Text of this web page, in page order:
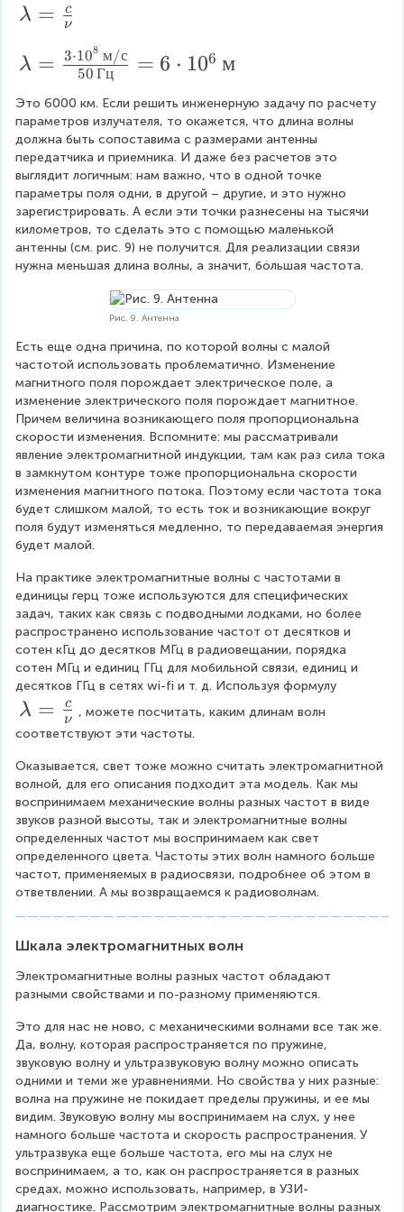
\l
m
d
a
=
\f
r
a
c
}
{
\
n
u
}
λ = ν
c
\l
m
b
d
a
=
\f
r
{
3
\
c
d
o
t
1
0
8
\,
\
te
x
t
{
м
/
с
}
}
{
5
0
\,
\
te
x
t
{
Г
ц
}
}
λ = 50 Гц
3⋅108 м/с = 6 ⋅ 106 м
Это 6000 км. Если решить инженерную задачу по расчету
параметров излучателя, то окажется, что длина волны
должна быть сопоставима с размерами антенны
передатчика и приемника. И даже без расчетов это
выглядит логичным: нам важно, что в одной точке
параметры поля одни, в другой – другие, и это нужно
зарегистрировать. А если эти точки разнесены на тысячи
километров, то сделать это с помощью маленькой
антенны (см. рис. 9) не получится. Для реализации связи
нужна меньшая длина волны, а значит, бóльшая частота.
Рис. 9. Антенна
Есть еще одна причина, по которой волны с малой
частотой использовать проблематично. Изменение
магнитного поля порождает электрическое поле, а
изменение электрического поля порождает магнитное.
Причем величина возникающего поля пропорциональна
скорости изменения. Вспомните: мы рассматривали
явление электромагнитной индукции, там как раз сила тока
в замкнутом контуре тоже пропорциональна скорости
изменения магнитного потока. Поэтому если частота тока
будет слишком малой, то есть ток и возникающие вокруг
поля будут изменяться медленно, то передаваемая энергия
будет малой.
На практике электромагнитные волны с частотами в
единицы герц тоже используются для специфических
задач, таких как связь с подводными лодками, но более
распространено использование частот от десятков и
сотен кГц до десятков МГц в радиовещании, порядка
сотен МГц и единиц ГГц для мобильной связи, единиц и
десятков ГГц в сетях wi-fi и т. д. Используя формулу
\l
a
m
b
d
a
=
\f
r
a
{
}
{
\
n
u
}
λ = ν
c
, можете посчитать, каким длинам волн
соответствуют эти частоты.
Оказывается, свет тоже можно считать электромагнитной
волной, для его описания подходит эта модель. Как мы
воспринимаем механические волны разных частот в виде
звуков разной высоты, так и электромагнитные волны
определенных частот мы воспринимаем как свет
определенного цвета. Частоты этих волн намного больше
частот, применяемых в радиосвязи, подробнее об этом в
ответвлении. А мы возвращаемся к радиоволнам.
Шкала электромагнитных волн
Электромагнитные волны разных частот обладают
разными свойствами и по-разному применяются.
Это для нас не ново, с механическими волнами все так же.
Да, волну, которая распространяется по пружине,
звуковую волну и ультразвуковую волну можно описать
одними и теми же уравнениями. Но свойства у них разные:
волна на пружине не покидает пределы пружины, и ее мы
видим. Звуковую волну мы воспринимаем на слух, у нее
намного больше частота и скорость распространения. У
ультразвука еще больше частота, его мы на слух не
воспринимаем, а то, как он распространяется в разных
средах, можно использовать, например, в УЗИ-
диагностике. Рассмотрим электромагнитные волны разных